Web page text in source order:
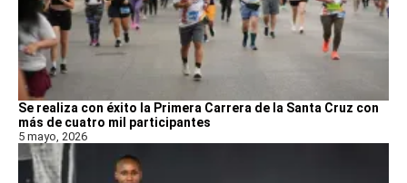
Se realiza con éxito la Primera Carrera de la Santa Cruz con
más de cuatro mil participantes
5 mayo, 2026